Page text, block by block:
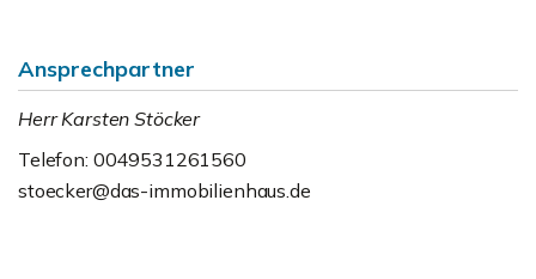
Ansprechpartner
Herr Karsten Stöcker
Telefon: 0049531261560
stoecker@das-immobilienhaus.de